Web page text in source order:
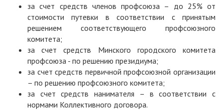
за счет средств членов профсоюза – до 25% от
стоимости путевки в соответствии с принятым
решением соответствующего профсоюзного
комитета;
за счет средств Минского городского комитета
профсоюза - по решению президиума;
за счет средств первичной профсоюзной организации
– по решению профсоюзного комитета;
за счет средств нанимателя – в соответствии с
нормами Коллективного договора.